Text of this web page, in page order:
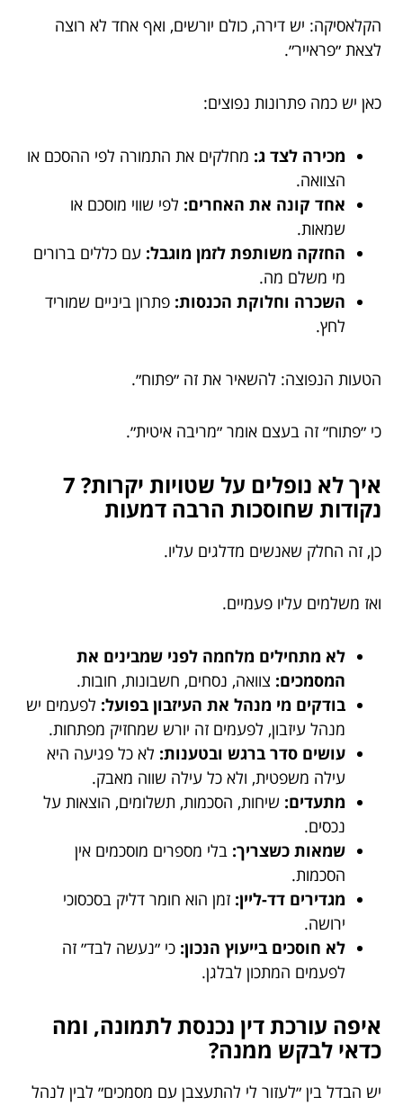
הקלאסיקה: יש דירה, כולם יורשים, ואף אחד לא רוצה
לצאת ״פראייר״.
כאן יש כמה פתרונות נפוצים:
מכירה לצד ג: מחלקים את התמורה לפי ההסכם או
הצוואה.
אחד קונה את האחרים: לפי שווי מוסכם או
שמאות.
החזקה משותפת לזמן מוגבל: עם כללים ברורים
מי משלם מה.
השכרה וחלוקת הכנסות: פתרון ביניים שמוריד
לחץ.
הטעות הנפוצה: להשאיר את זה ״פתוח״.
כי ״פתוח״ זה בעצם אומר ״מריבה איטית״.
איך לא נופלים על שטויות יקרות? 7
נקודות שחוסכות הרבה דמעות
כן, זה החלק שאנשים מדלגים עליו.
ואז משלמים עליו פעמיים.
לא מתחילים מלחמה לפני שמבינים את
המסמכים: צוואה, נסחים, חשבונות, חובות.
בודקים מי מנהל את העיזבון בפועל: לפעמים יש
מנהל עיזבון, לפעמים זה יורש שמחזיק מפתחות.
עושים סדר ברגש ובטענות: לא כל פגיעה היא
עילה משפטית, ולא כל עילה שווה מאבק.
מתעדים: שיחות, הסכמות, תשלומים, הוצאות על
נכסים.
שמאות כשצריך: בלי מספרים מוסכמים אין
הסכמות.
מגדירים דד-ליין: זמן הוא חומר דליק בסכסוכי
ירושה.
לא חוסכים בייעוץ הנכון: כי ״נעשה לבד״ זה
לפעמים המתכון לבלגן.
איפה עורכת דין נכנסת לתמונה, ומה
כדאי לבקש ממנה?
יש הבדל בין ״לעזור לי להתעצבן עם מסמכים״ לבין לנהל